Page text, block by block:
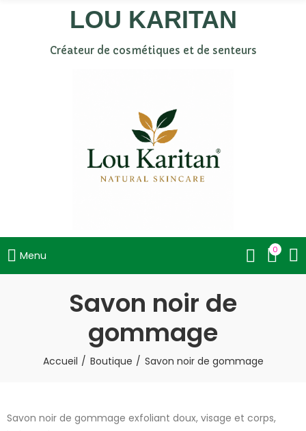
LOU KARITAN
Créateur de cosmétiques et de senteurs
Menu 0
Savon noir de
gommage
Accueil Boutique Savon noir de gommage
Savon noir de gommage exfoliant doux, visage et corps,